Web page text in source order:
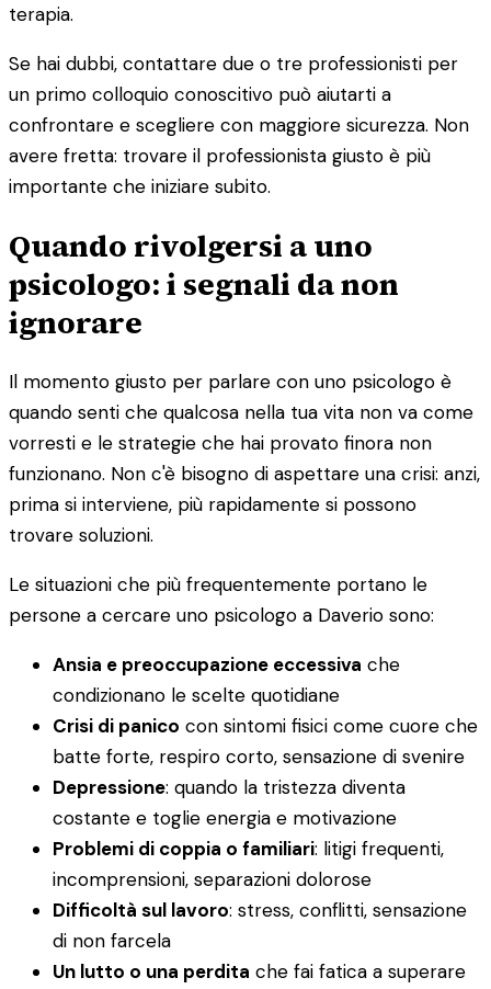
terapia.
Se hai dubbi, contattare due o tre professionisti per
un primo colloquio conoscitivo può aiutarti a
confrontare e scegliere con maggiore sicurezza. Non
avere fretta: trovare il professionista giusto è più
importante che iniziare subito.
Quando rivolgersi a uno
psicologo: i segnali da non
ignorare
Il momento giusto per parlare con uno psicologo è
quando senti che qualcosa nella tua vita non va come
vorresti e le strategie che hai provato finora non
funzionano. Non c'è bisogno di aspettare una crisi: anzi,
prima si interviene, più rapidamente si possono
trovare soluzioni.
Le situazioni che più frequentemente portano le
persone a cercare uno psicologo a Daverio sono:
Ansia e preoccupazione eccessiva che
condizionano le scelte quotidiane
Crisi di panico con sintomi fisici come cuore che
batte forte, respiro corto, sensazione di svenire
Depressione: quando la tristezza diventa
costante e toglie energia e motivazione
Problemi di coppia o familiari: litigi frequenti,
incomprensioni, separazioni dolorose
Difficoltà sul lavoro: stress, conflitti, sensazione
di non farcela
Un lutto o una perdita che fai fatica a superare